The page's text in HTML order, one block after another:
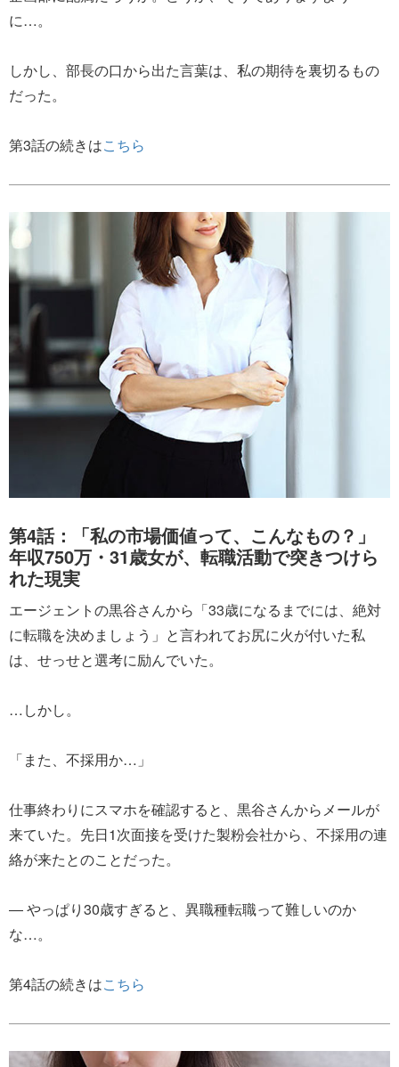
に…。
しかし、部長の口から出た言葉は、私の期待を裏切るもの
だった。
第3話の続きはこちら
第4話：「私の市場価値って、こんなもの？」
年収750万・31歳女が、転職活動で突きつけら
れた現実
エージェントの黒谷さんから「33歳になるまでには、絶対
に転職を決めましょう」と言われてお尻に火が付いた私
は、せっせと選考に励んでいた。
…しかし。
「また、不採用か…」
仕事終わりにスマホを確認すると、黒谷さんからメールが
来ていた。先日1次面接を受けた製粉会社から、不採用の連
絡が来たとのことだった。
― やっぱり30歳すぎると、異職種転職って難しいのか
な…。
第4話の続きはこちら